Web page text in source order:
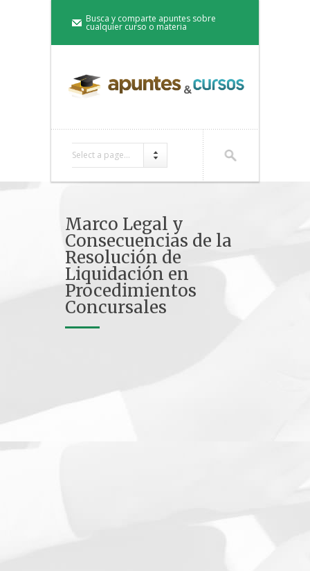
Busca y comparte apuntes sobre
cualquier curso o materia
Select a page...
Marco Legal y
Consecuencias de la
Resolución de
Liquidación en
Procedimientos
Concursales